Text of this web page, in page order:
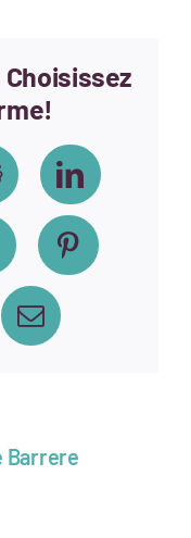
Reddit LinkedIn
Tumblr Pinterest
Email
Barrere